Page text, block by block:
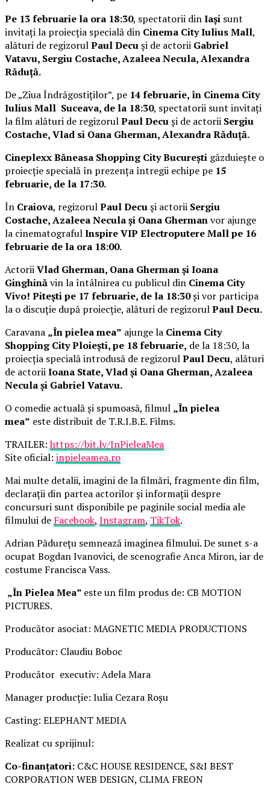
Pe 13 februarie la ora 18:30, spectatorii dinIași sunt
invitați la proiecția specială din Cinema City Iulius Mall,
alături de regizorulPaul Decuși de actorii Gabriel
Vatavu, Sergiu Costache, Azaleea Necula, Alexandra
Răduță.
De „Ziua Îndrăgostiților”, pe 14 februarie, în Cinema City
Iulius Mall Suceava, de la 18:30, spectatorii sunt invitați
la film alături de regizorulPaul Decuși de actorii Sergiu
Costache, Vlad si Oana Gherman, Alexandra Răduță.
Cineplexx Băneasa Shopping City București găzduiește o
proiecție specială în prezența întregii echipe pe 15
februarie, de la 17:30.
În Craiova, regizorulPaul Decuși actorii Sergiu
Costache, Azaleea Necula și Oana Ghermanvor ajunge
la cinematografulInspire VIP Electroputere Mall pe 16
februarie de la ora 18:00.
ActoriiVlad Gherman, Oana Gherman și Ioana
Ginghinăvin la întâlnirea cu publicul din Cinema City
Vivo! Pitești pe 17 februarie, de la 18:30și vor participa
la o discuție după proiecție, alături de regizorulPaul Decu.
Caravana „În pielea mea” ajunge la Cinema City
Shopping City Ploiești, pe 18 februarie, de la 18:30, la
proiecția specială introdusă de regizorulPaul Decu, alături
de actoriiIoana State, Vlad și Oana Gherman, Azaleea
Necula și Gabriel Vatavu.
O comedie actuală și spumoasă, filmul „În pielea
mea” este distribuit de T.R.I.B.E. Films.
TRAILER:https://bit.ly/InPieleaMea
Site oficial: inpieleamea.ro
Mai multe detalii, imagini de la filmări, fragmente din film,
declarații din partea actorilor și informații despre
concursuri sunt disponibile pe paginile social media ale
filmului de Facebook, Instagram, TikTok.
Adrian Pădurețu semnează imaginea filmului. De sunet s-a
ocupat Bogdan Ivanovici, de scenografie Anca Miron, iar de
costume Francisca Vass.
„În Pielea Mea” este un film produs de: CB MOTION
PICTURES.
Producător asociat: MAGNETIC MEDIA PRODUCTIONS
Producător: Claudiu Boboc
Producător executiv: Adela Mara
Manager producție: Iulia Cezara Roșu
Casting: ELEPHANT MEDIA
Realizat cu sprijinul:
Co-finanțatori: C&C HOUSE RESIDENCE, S&I BEST
CORPORATION WEB DESIGN, CLIMA FREON